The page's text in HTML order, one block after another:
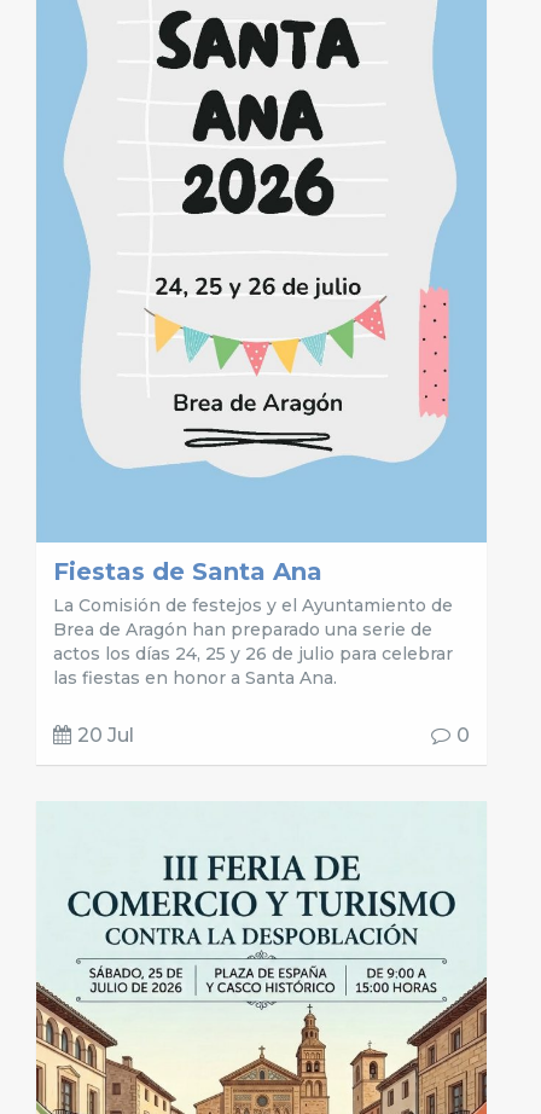
Fiestas de Santa Ana
La Comisión de festejos y el Ayuntamiento de
Brea de Aragón han preparado una serie de
actos los días 24, 25 y 26 de julio para celebrar
las fiestas en honor a Santa Ana.
20 Jul 0